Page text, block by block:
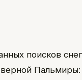
поисков